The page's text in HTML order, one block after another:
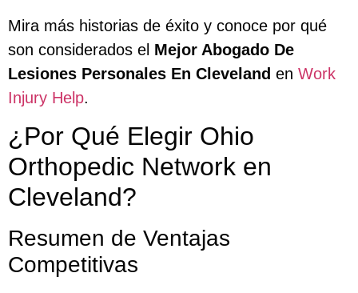
Mira más historias de éxito y conoce por qué
son considerados el Mejor Abogado De
Lesiones Personales En Cleveland en Work
Injury Help.
¿Por Qué Elegir Ohio
Orthopedic Network en
Cleveland?
Resumen de Ventajas
Competitivas